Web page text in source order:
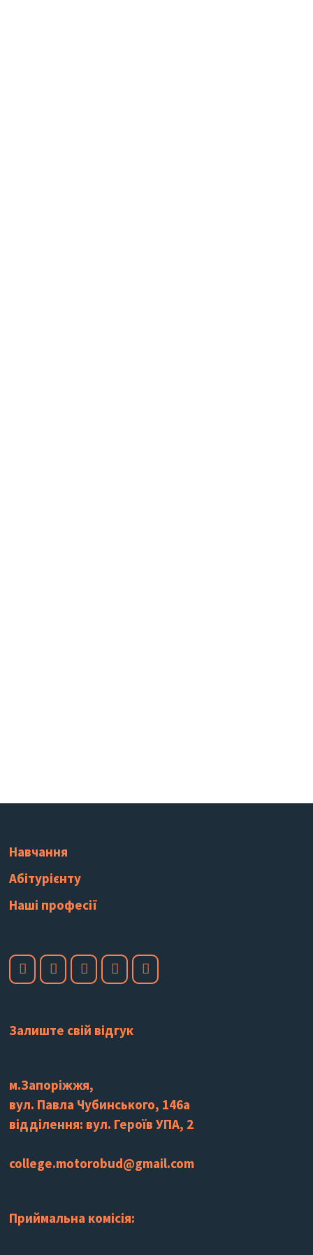
Навчання
Абітурієнту
Наші професії
Залиште свій відгук
м.Запоріжжя,
вул. Павла Чубинського, 146а
відділення: вул. Героїв УПА, 2
college.motorobud@gmail.com
Приймальна комісія: